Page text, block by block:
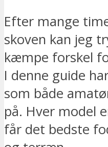
Efter mange
skoven kan jeg
kæmpe forskel
I denne guide
som både
på. Hver model
får det bedste